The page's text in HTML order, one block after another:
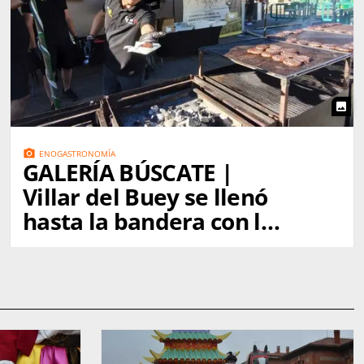
photo
photo_camera ENOGASTRONOMÍA
GALERÍA BÚSCATE |
Villar del Buey se llenó
hasta la bandera con la